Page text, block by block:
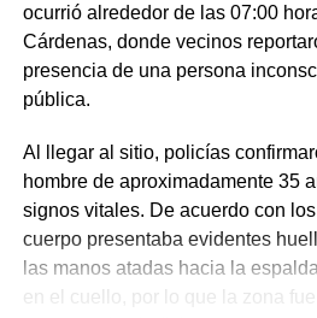
ocurrió alrededor de las 07:00
Cárdenas, donde vecinos
presencia de una persona
pública.
Al llegar al sitio, policías
hombre de aproximadamente 35
signos vitales. De acuerdo con
cuerpo presentaba evidentes
las manos atadas hacia la
en el cuello, por lo que la zona